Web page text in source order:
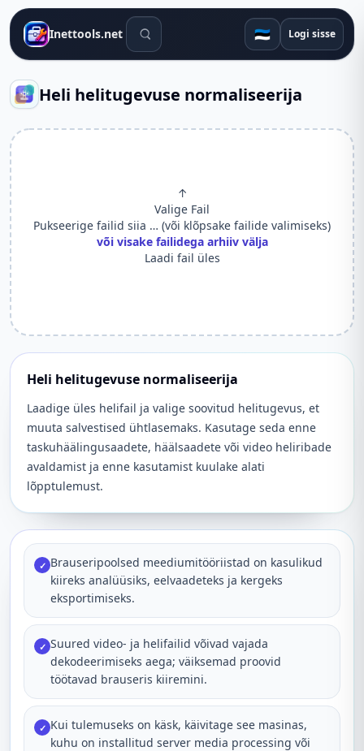
Inettools.net Otsingutööriistad 🇪🇪 Logi sisse
Heli helitugevuse normaliseerija
↑
Valige Fail
Pukseerige failid siia … (või klõpsake failide valimiseks)
või visake failidega arhiiv välja
Laadi fail üles
Heli helitugevuse normaliseerija
Laadige üles helifail ja valige soovitud helitugevus, et
muuta salvestised ühtlasemaks. Kasutage seda enne
taskuhäälingusaadete, häälsaadete või video heliribade
avaldamist ja enne kasutamist kuulake alati
lõpptulemust.
✓ Brauseripoolsed meediumitööriistad on kasulikud
kiireks analüüsiks, eelvaadeteks ja kergeks
eksportimiseks.
✓ Suured video- ja helifailid võivad vajada
dekodeerimiseks aega; väiksemad proovid
töötavad brauseris kiiremini.
✓ Kui tulemuseks on käsk, käivitage see masinas,
kuhu on installitud server media processing või